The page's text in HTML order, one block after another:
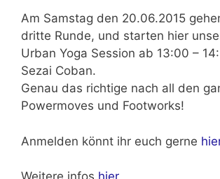
Am Samstag den 20.06.2015
dritte Runde, und starten hier
Urban Yoga Session ab 13:00 –
Sezai Coban.
Genau das richtige nach all den
Powermoves und Footworks!
Anmelden könnt ihr euch gerne